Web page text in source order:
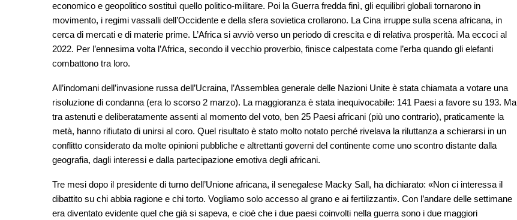
economico e geopolitico sostituì quello politico-militare. Poi la Guerra fredda finì, gli equilibri globali tornarono in
movimento, i regimi vassalli dell’Occidente e della sfera sovietica crollarono. La Cina irruppe sulla scena africana, in
cerca di mercati e di materie prime. L’Africa si avviò verso un periodo di crescita e di relativa prosperità. Ma eccoci al
2022. Per l’ennesima volta l’Africa, secondo il vecchio proverbio, finisce calpestata come l’erba quando gli elefanti
combattono tra loro.
All’indomani dell’invasione russa dell’Ucraina, l’Assemblea generale delle Nazioni Unite è stata chiamata a votare una
risoluzione di condanna (era lo scorso 2 marzo). La maggioranza è stata inequivocabile: 141 Paesi a favore su 193. Ma
tra astenuti e deliberatamente assenti al momento del voto, ben 25 Paesi africani (più uno contrario), praticamente la
metà, hanno rifiutato di unirsi al coro. Quel risultato è stato molto notato perché rivelava la riluttanza a schierarsi in un
conflitto considerato da molte opinioni pubbliche e altrettanti governi del continente come uno scontro distante dalla
geografia, dagli interessi e dalla partecipazione emotiva degli africani.
Tre mesi dopo il presidente di turno dell’Unione africana, il senegalese Macky Sall, ha dichiarato: «Non ci interessa il
dibattito su chi abbia ragione e chi torto. Vogliamo solo accesso al grano e ai fertilizzanti». Con l’andare delle settimane
era diventato evidente quel che già si sapeva, e cioè che i due paesi coinvolti nella guerra sono i due maggiori